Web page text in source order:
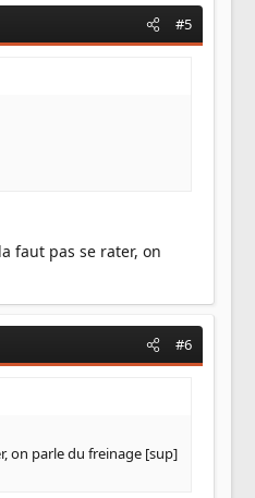
#5
faut pas se rater, on
#6
on parle du freinage [sup]